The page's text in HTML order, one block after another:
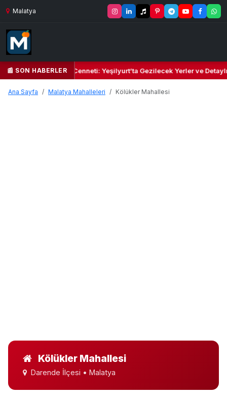
Malatya
📰 SON HABERLER
Yeşil Kalbi ve Kültür Cenneti: Yeşilyurt’ta Gezilecek Yerler ve
Ana Sayfa Malatya Mahalleleri Kölükler Mahallesi
Kölükler Mahallesi
Darende İlçesi • Malatya